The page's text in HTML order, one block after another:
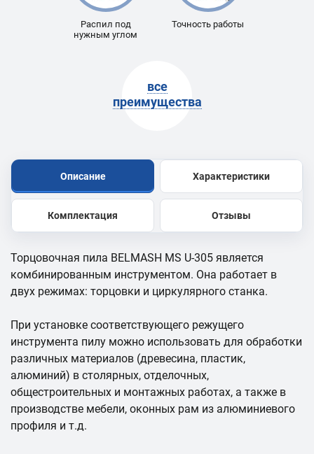
Распил под
нужным углом
Точность работы
все
преимущества
Описание Характеристики
Комплектация Отзывы
Торцовочная пила BELMASH MS U-305 является
комбинированным инструментом. Она работает в
двух режимах: торцовки и циркулярного станка.
При установке соответствующего режущего
инструмента пилу можно использовать для обработки
различных материалов (древесина, пластик,
алюминий) в столярных, отделочных,
общестроительных и монтажных работах, а также в
производстве мебели, оконных рам из алюминиевого
профиля и т.д.